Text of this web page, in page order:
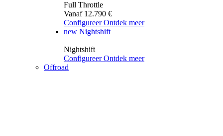
Full Throttle
Vanaf 12.790 €
Configureer Ontdek meer
new Nightshift
Nightshift
Configureer Ontdek meer
Offroad